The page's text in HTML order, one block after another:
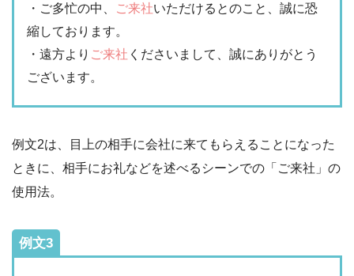
・ご多忙の中、
ご来社いただけるとのこと、誠に恐
縮しております。
・遠方より ご来社 くださいまして、誠にありがとう
ございます。
例文2は、目上の相手に会社に来てもらえることになった
ときに、相手にお礼などを述べるシーンでの「ご来社」の
使用法。
例文3